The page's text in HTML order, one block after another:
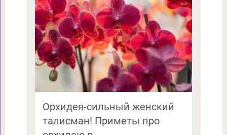
Орхидея-сильный женский
талисман! Приметы про